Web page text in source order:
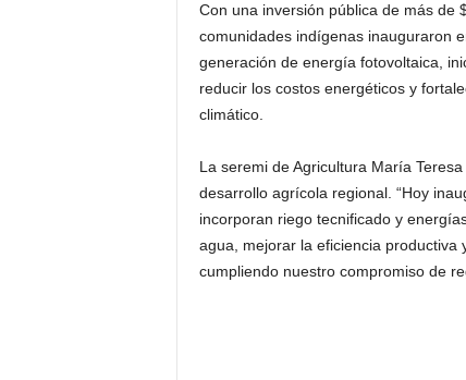
Con una inversión pública de más de
comunidades indígenas inauguraron
generación de energía fotovoltaica,
reducir los costos energéticos y
climático.
La seremi de Agricultura María
desarrollo agrícola regional. “Hoy
incorporan riego tecnificado y
agua, mejorar la eficiencia productiva
cumpliendo nuestro compromiso de